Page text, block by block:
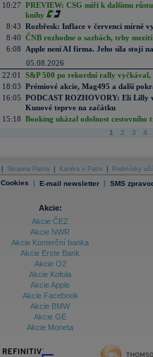
10:27 PREVIEW: CSG míří k dalšímu
knihy
8:43 Rozbřesk: Inflace v červenci mírně
8:40 ČNB rozhodne o sazbách, trhy
6:08
Apple není AI firma. Jeho síla stojí
05.08.2026
22:01
S&P 500 po rekordní rally vyčkával,
18:03 Prémiové akcie, Mag495 a další
16:05 PODCAST ROZHOVORY: Eli Lilly
Kunové teprve na začátku
15:18 Booking ukázal odolnost cestovního
1 2 3 4
Skupina Patria Kariéra v Patrii Podmínky
Cookies | E-mail newsletter | SMS
Akcie:
Akcie ČEZ
Akcie NWR
Akcie Komerční banka
Akcie Erste Bank
Akcie O2
Akcie Kofola
Akcie Apple
Akcie Facebook
Akcie BMW
Akcie GE
Akcie Moneta